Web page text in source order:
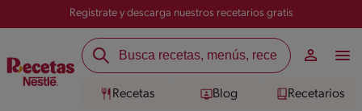
Registrate y descarga nuestros recetarios gratis
Recetas Blog Recetarios